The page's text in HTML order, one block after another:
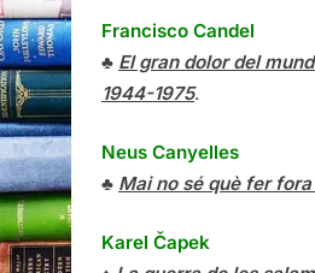
Francisco Candel
♣ El gran dolor del
1944-1975.
Neus Canyelles
♣ Mai no sé què fer
Karel Čapek